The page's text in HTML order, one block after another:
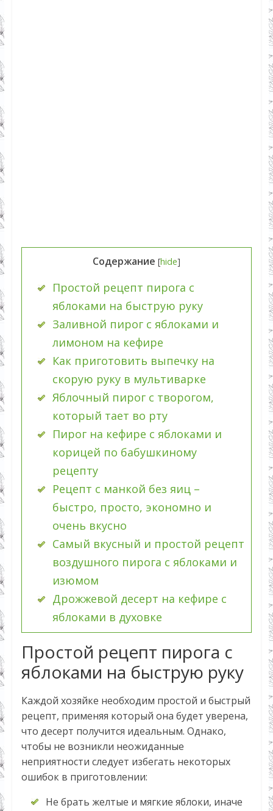
Содержание [hide]
Простой рецепт пирога с
яблоками на быструю руку
Заливной пирог с яблоками и
лимоном на кефире
Как приготовить выпечку на
скорую руку в мультиварке
Яблочный пирог с творогом,
который тает во рту
Пирог на кефире с яблоками и
корицей по бабушкиному
рецепту
Рецепт с манкой без яиц –
быстро, просто, экономно и
очень вкусно
Самый вкусный и простой рецепт
воздушного пирога с яблоками и
изюмом
Дрожжевой десерт на кефире с
яблоками в духовке
Простой рецепт пирога с
яблоками на быструю руку
Каждой хозяйке необходим простой и быстрый
рецепт, применяя который она будет уверена,
что десерт получится идеальным. Однако,
чтобы не возникли неожиданные
неприятности следует избегать некоторых
ошибок в приготовлении:
Не брать желтые и мягкие яблоки, иначе